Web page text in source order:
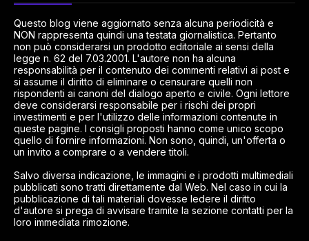
Questo blog viene aggiornato senza alcuna periodicità e
NON rappresenta quindi una testata giornalistica. Pertanto
non può considerarsi un prodotto editoriale ai sensi della
legge n. 62 del 7.03.2001. L'autore non ha alcuna
responsabilità per il contenuto dei commenti relativi ai post e
si assume il diritto di eliminare o censurare quelli non
rispondenti ai canoni del dialogo aperto e civile. Ogni lettore
deve considerarsi responsabile per i rischi dei propri
investimenti e per l'utilizzo delle informazioni contenute in
queste pagine. I consigli proposti hanno come unico scopo
quello di fornire informazioni. Non sono, quindi, un'offerta o
un invito a comprare o a vendere titoli.
Salvo diversa indicazione, le immagini e i prodotti multimediali
pubblicati sono tratti direttamente dal Web. Nel caso in cui la
pubblicazione di tali materiali dovesse ledere il diritto
d'autore si prega di avvisare tramite la sezione contatti per la
loro immediata rimozione.